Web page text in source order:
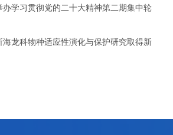
办学习贯彻党的二十大精神第二期集中轮
海龙科物种适应性演化与保护研究取得新